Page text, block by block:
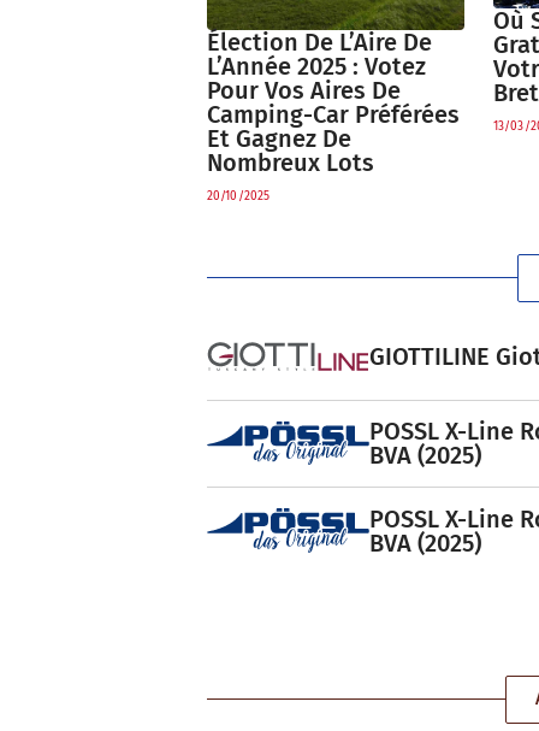
Élection De L’Aire De
L’Année 2025 : Votez
Pour Vos Aires De
Camping-Car Préférées
Et Gagnez De
Nombreux Lots
20/10/2025
Où
13/03/
GIOTTILINE
POSSL X-Line
BVA (2025)
POSSL X-Line
BVA (2025)